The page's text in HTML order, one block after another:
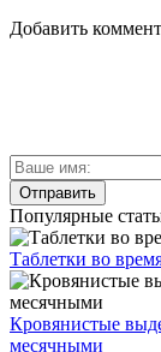
Добавить
Популярные
Таблетки во
Кровянистые
месячными